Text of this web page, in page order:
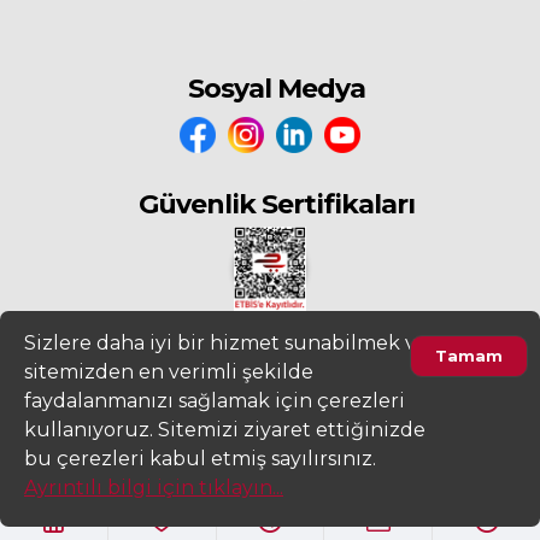
Sosyal Medya
Güvenlik Sertifikaları
2022 www.fiyatdeposu.com
Altera Bilgi Teknolojileri LTD. ŞTİ. Her
Hakkı Saklıdır.
Gizlilik ve KVKK Aydınlatma Metni Kullanım Sözleşmesi
Tamam
Sizlere daha iyi bir hizmet sunabilmek ve
sitemizden en verimli şekilde
faydalanmanızı sağlamak için çerezleri
kullanıyoruz. Sitemizi ziyaret ettiğinizde
bu çerezleri kabul etmiş sayılırsınız.
Ayrıntılı bilgi için tıklayın...